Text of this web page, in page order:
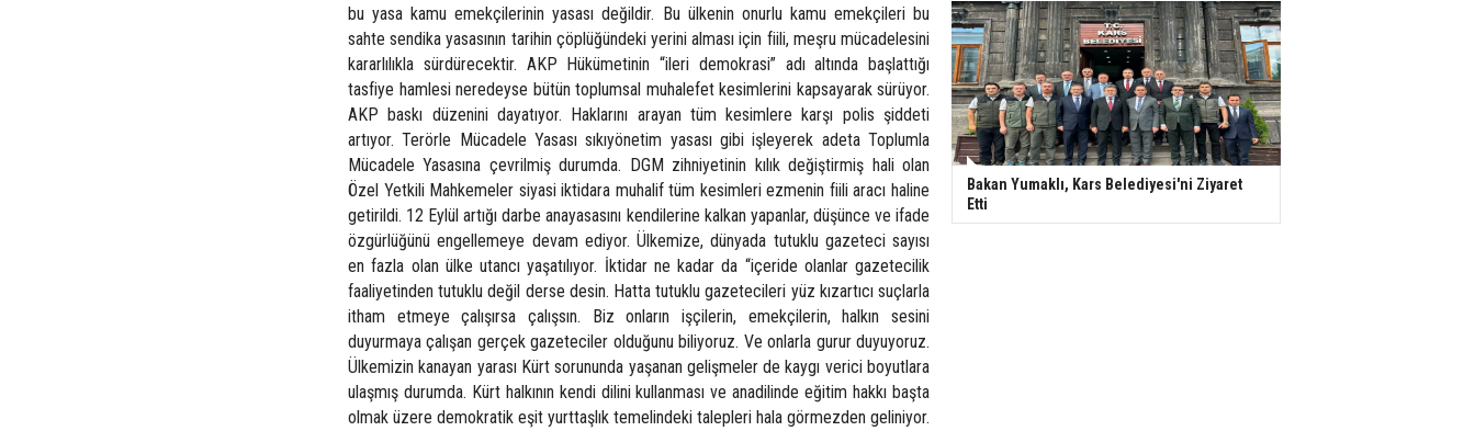
bu yasa kamu emekçilerinin yasası değildir. Bu ülkenin onurlu kamu emekçileri bu
sahte sendika yasasının tarihin çöplüğündeki yerini alması için fiili, meşru mücadelesini
kararlılıkla sürdürecektir. AKP Hükümetinin “ileri demokrasi” adı altında başlattığı
tasfiye hamlesi neredeyse bütün toplumsal muhalefet kesimlerini kapsayarak sürüyor.
AKP baskı düzenini dayatıyor. Haklarını arayan tüm kesimlere karşı polis şiddeti
artıyor. Terörle Mücadele Yasası sıkıyönetim yasası gibi işleyerek adeta Toplumla
Mücadele Yasasına çevrilmiş durumda. DGM zihniyetinin kılık değiştirmiş hali olan
Özel Yetkili Mahkemeler siyasi iktidara muhalif tüm kesimleri ezmenin fiili aracı haline
getirildi. 12 Eylül artığı darbe anayasasını kendilerine kalkan yapanlar, düşünce ve ifade
özgürlüğünü engellemeye devam ediyor. Ülkemize, dünyada tutuklu gazeteci sayısı
en fazla olan ülke utancı yaşatılıyor. İktidar ne kadar da “içeride olanlar gazetecilik
faaliyetinden tutuklu değil derse desin. Hatta tutuklu gazetecileri yüz kızartıcı suçlarla
itham etmeye çalışırsa çalışsın. Biz onların işçilerin, emekçilerin, halkın sesini
duyurmaya çalışan gerçek gazeteciler olduğunu biliyoruz. Ve onlarla gurur duyuyoruz.
Ülkemizin kanayan yarası Kürt sorununda yaşanan gelişmeler de kaygı verici boyutlara
ulaşmış durumda. Kürt halkının kendi dilini kullanması ve anadilinde eğitim hakkı başta
olmak üzere demokratik eşit yurttaşlık temelindeki talepleri hala görmezden geliniyor.
Bakan Yumaklı, Kars Belediyesi'ni Ziyaret
Etti